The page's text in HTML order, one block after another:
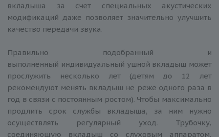
вкладыша за счет специальных акустических
модификаций даже позволяет значительно улучшить
качество передачи звука.
Правильно подобранный и
выполненный индивидуальный ушной вкладыш может
прослужить несколько лет (детям до 12 лет
рекомендуют менять вкладыш не реже одного раза в
год в связи с постоянным ростом). Чтобы максимально
продлить срок службы вкладыша, за ним нужно
осуществлять регулярный уход. Трубочку,
соединяющую вкладыш со слуховым аппаратом,